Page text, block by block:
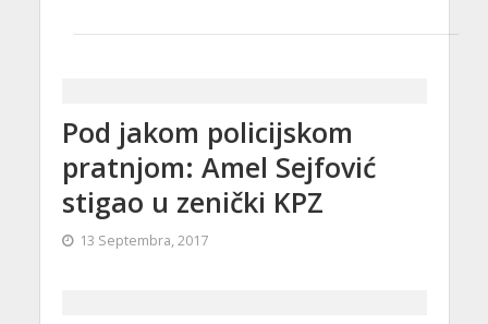
Pod jakom policijskom
pratnjom: Amel Sejfović
stigao u zenički KPZ
13 Septembra, 2017